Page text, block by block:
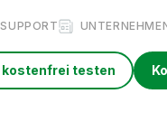
SUPPORT
testen